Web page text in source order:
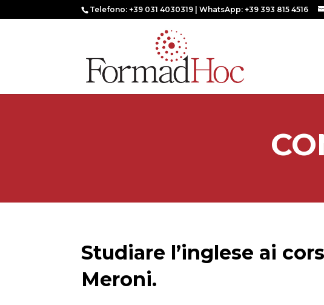
Telefono: +39 031 4030319 | WhatsApp: +39 393 815 4516
Studiare l’inglese ai
Meroni.